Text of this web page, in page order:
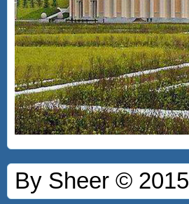
By Sheer © 2015